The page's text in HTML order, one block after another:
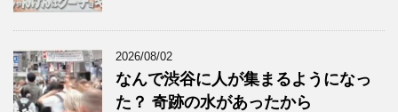
2026/08/02
なんで渋谷に人が集まるようになっ
た？ 奇跡の水があったから